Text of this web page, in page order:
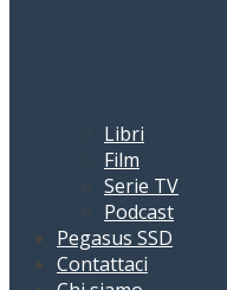
Libri
Film
Serie TV
Podcast
Pegasus SSD
Contattaci